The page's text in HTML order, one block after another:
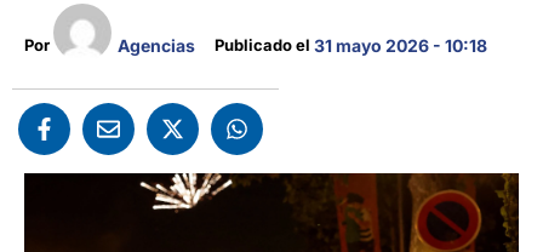
Por Agencias Publicado el 31 mayo 2026 - 10:18